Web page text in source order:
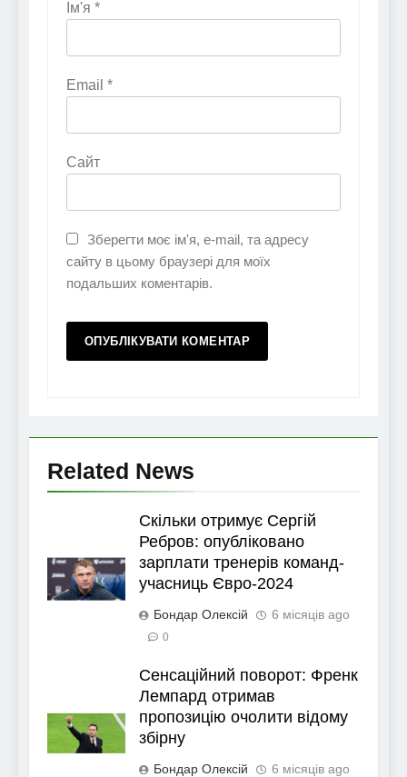
Ім'я *
Email *
Сайт
Зберегти моє ім'я, e-mail, та адресу
сайту в цьому браузері для моїх
подальших коментарів.
Related News
Скільки отримує Сергій
Ребров: опубліковано
зарплати тренерів команд-
учасниць Євро-2024
Бондар Олексій 6 місяців ago
0
Сенсаційний поворот: Френк
Лемпард отримав
пропозицію очолити відому
збірну
Бондар Олексій 6 місяців ago